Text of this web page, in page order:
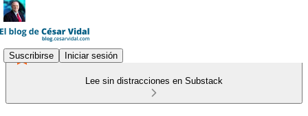
Suscribirse Iniciar sesión
Lee sin distracciones en Substack